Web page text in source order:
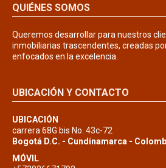
QUIÉNES SOMOS
Queremos desarrollar para nuestros
inmobiliarias trascendentes, creadas
enfocados en la excelencia.
UBICACIÓN
carrera 68G bis No. 43c-72
Bogotá D.C. - Cundinamarca -